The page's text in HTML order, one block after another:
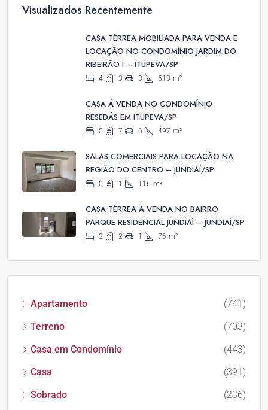
Visualizados Recentemente
CASA TÉRREA MOBILIADA PARA VENDA E
LOCAÇÃO NO CONDOMÍNIO JARDIM DO
RIBEIRÃO I – ITUPEVA/SP
4 3 3 513 m²
CASA À VENDA NO CONDOMÍNIO
RESEDÁS EM ITUPEVA/SP
5 7 6 497 m²
SALAS COMERCIAIS PARA LOCAÇÃO NA
REGIÃO DO CENTRO – JUNDIAÍ/SP
0 1 116 m²
CASA TÉRREA À VENDA NO BAIRRO
PARQUE RESIDENCIAL JUNDIAÍ – JUNDIAÍ/SP
3 2 1 76 m²
Apartamento
(741)
Terreno
(703)
Casa em Condomínio
(443)
Casa
(391)
Sobrado
(236)